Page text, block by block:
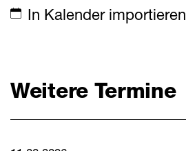
In Kalender importieren
Weitere Termine
Mitteilungen
Downloads
Webmail